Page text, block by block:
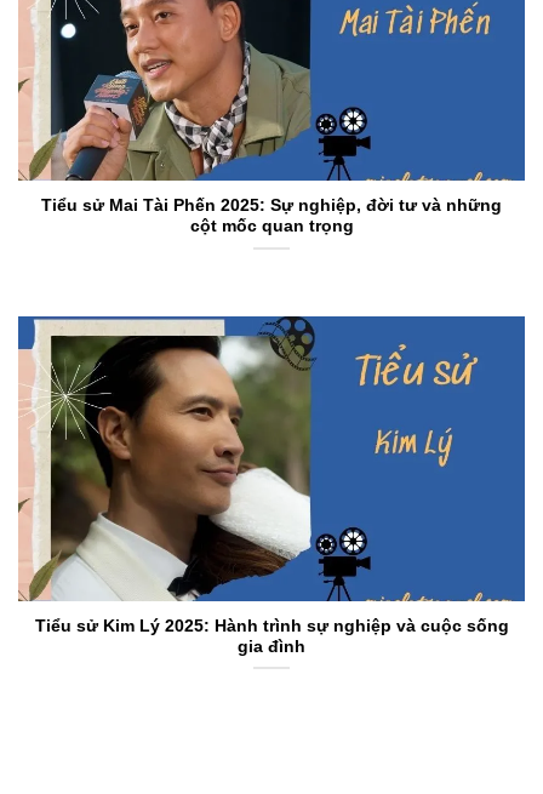
Tiểu sử Mai Tài Phến 2025: Sự nghiệp, đời tư và những
cột mốc quan trọng
Tiểu sử Kim Lý 2025: Hành trình sự nghiệp và cuộc sống
gia đình